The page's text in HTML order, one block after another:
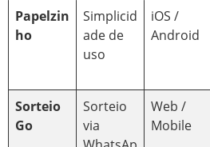
Papelzin
ho
Simplicid
ade de
uso
iOS /
Android
Sorteio
Go
Sorteio
via
Web /
Mobile